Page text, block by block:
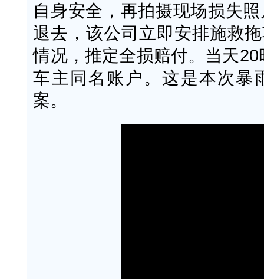
自身安全，再拍摄现场损失
退去，该公司立即安排施救
情况，推定全损赔付。当天
车主同名账户。这是本次暴
案。